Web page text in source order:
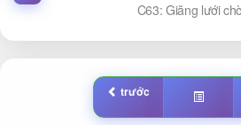
63: Giăng lưới
trước